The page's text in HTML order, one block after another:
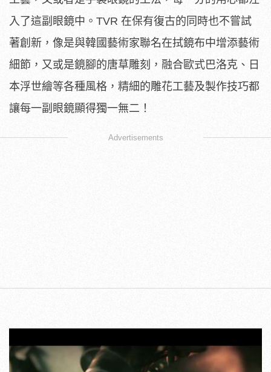
入了這副眼鏡中。TVR 在保有復古的同時也不嘗試
著創新，像是與韓國藝術家聯名在拭鏡布中增添藝術
細節，又或是鏡腳的唐草雕刻，融合歐式巴洛克、日
本浮世繪等各種風格，精細的雕花工藝及製作技巧都
讓每一副眼鏡顯得獨一無二！
Advertisements